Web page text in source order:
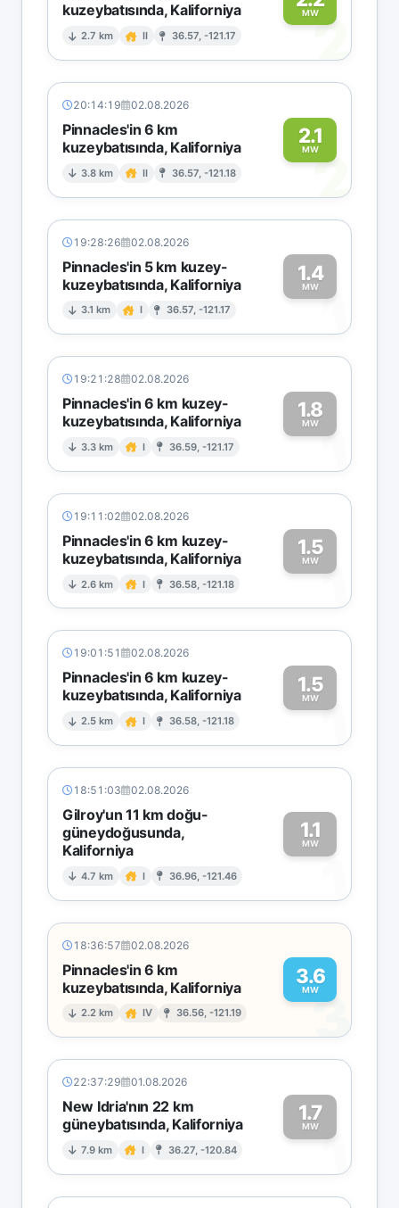
kuzeybatısında, Kaliforniya
2.7 km II 36.57, -121.17
MW2
20:14:19 02.08.2026
Pinnacles'in 6 km
kuzeybatısında, Kaliforniya
3.8 km II 36.57, -121.18
2.1
MW2
19:28:26 02.08.2026
Pinnacles'in 5 km kuzey-
kuzeybatısında, Kaliforniya
3.1 km I 36.57, -121.17
1.4
MW1
19:21:28 02.08.2026
Pinnacles'in 6 km kuzey-
kuzeybatısında, Kaliforniya
3.3 km I 36.59, -121.17
1.8
MW1
19:11:02 02.08.2026
Pinnacles'in 6 km kuzey-
kuzeybatısında, Kaliforniya
2.6 km I 36.58, -121.18
1.5
MW1
19:01:51 02.08.2026
Pinnacles'in 6 km kuzey-
kuzeybatısında, Kaliforniya
2.5 km I 36.58, -121.18
1.5
MW1
18:51:03 02.08.2026
Gilroy'un 11 km doğu-
güneydoğusunda,
Kaliforniya
4.7 km I 36.96, -121.46
1.1
MW
1
18:36:57 02.08.2026
Pinnacles'in 6 km
kuzeybatısında, Kaliforniya
2.2 km IV 36.56, -121.19
3.6
MW
3
22:37:29 01.08.2026
New Idria'nın 22 km
güneybatısında, Kaliforniya
7.9 km I 36.27, -120.84
1.7
MW1